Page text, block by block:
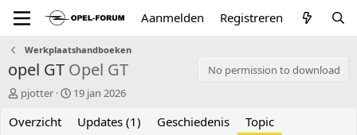
Aanmelden Registreren
Werkplaatshandboeken
opel GT Opel GT
No permission to download
T
p
pjotter
S19 jan 2026
Overzicht Updates (1) Geschiedenis Topic